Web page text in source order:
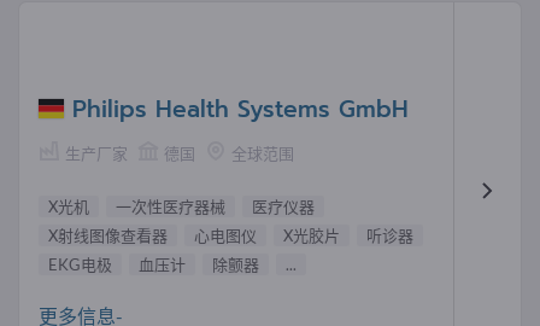
Philips Health Systems GmbH
生产厂家 德国 全球范围
X光机 一次性医疗器械
医疗仪器
X射线图像查看器
心电图仪 X光胶片
听诊器
EKG电极
血压计 除颤器 ...
更多信息-